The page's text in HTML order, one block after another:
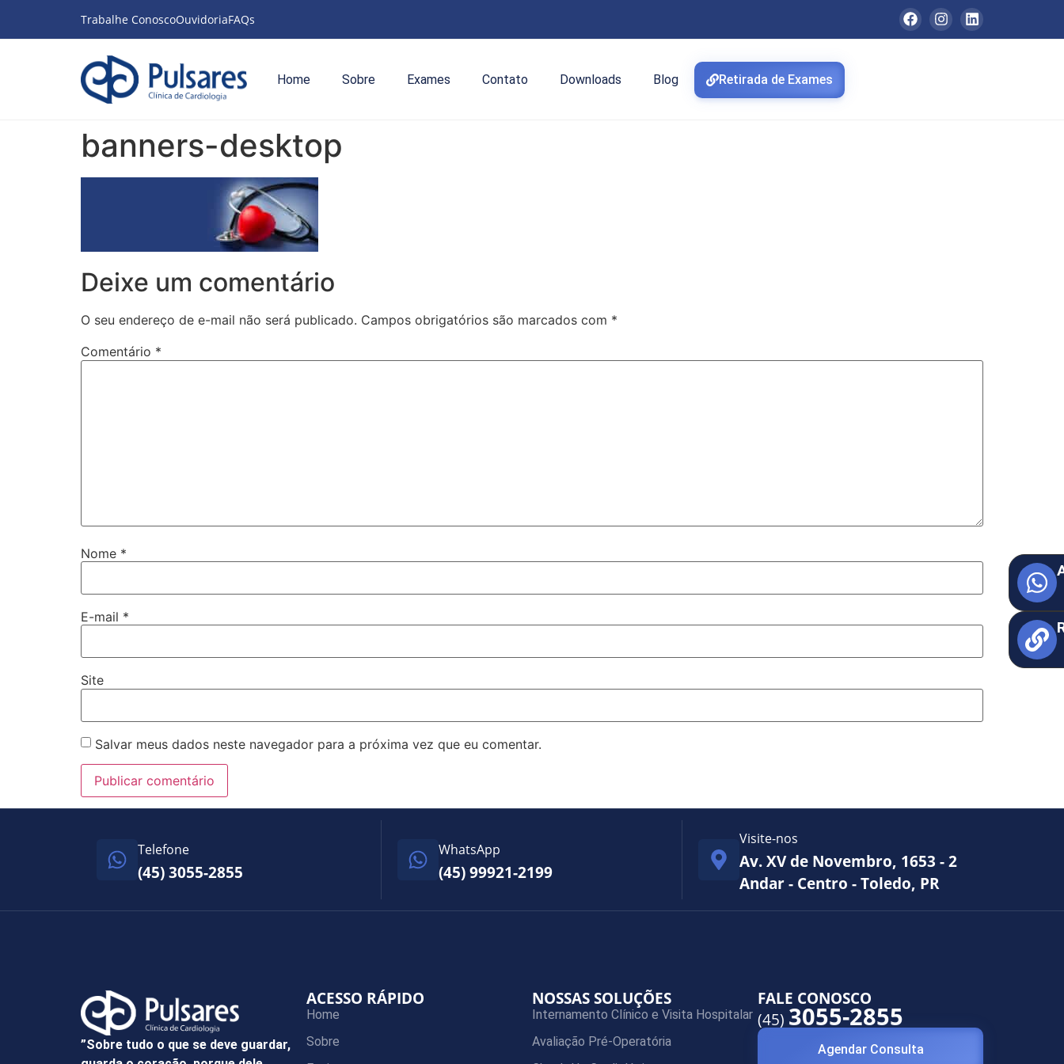
Trabalhe ConoscoOuvidoriaFAQs
Home Sobre Exames Contato Downloads Blog Retirada de Exames
banners-desktop
Deixe um comentário
O seu endereço de e-mail não será publicado. Campos obrigatórios são marcados com *
Comentário *
Nome *
E-mail *
Site
Salvar meus dados neste navegador para a próxima vez que eu comentar.
Telefone
(45) 3055-2855
WhatsApp
(45) 99921-2199
Visite-nos
Av. XV de Novembro, 1653 - 2
Andar - Centro - Toledo, PR
”Sobre tudo o que se deve guardar,
ACESSO RÁPIDO
Home
Sobre
NOSSAS SOLUÇÕES
Internamento Clínico e Visita Hospitalar
Avaliação Pré-Operatória
FALE CONOSCO
(45) 3055-2855
Agendar Consulta